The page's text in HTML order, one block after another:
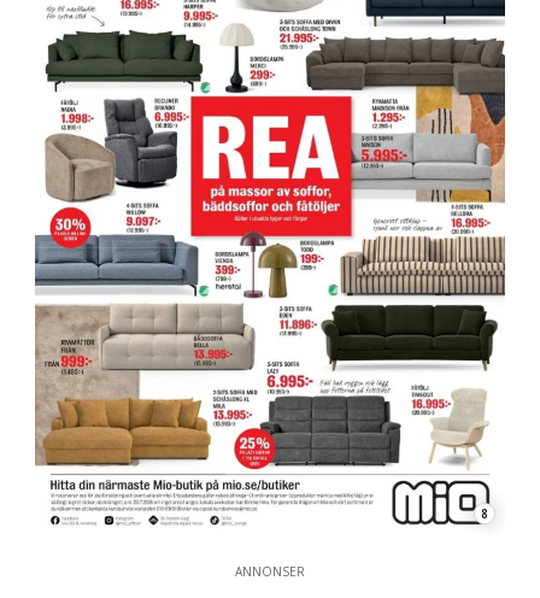
8
ANNONSER